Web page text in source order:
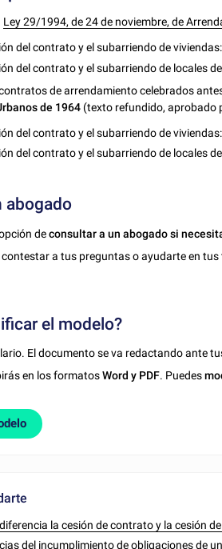
Ley 29/1994, de 24 de noviembre, de
del contrato y el subarriendo de
del contrato y el subarriendo de locales
de arrendamiento celebrados
de 1964 (texto refundido, aprobado
del contrato y el subarriendo de
del contrato y el subarriendo de locales
abogado
deconsultar a un abogado si
a tus preguntas o ayudarte en
el modelo?
El documento se va redactando ante
en los formatosWord y PDF. Puedes
la cesión de contrato y la cesión
del incumplimiento de obligaciones de